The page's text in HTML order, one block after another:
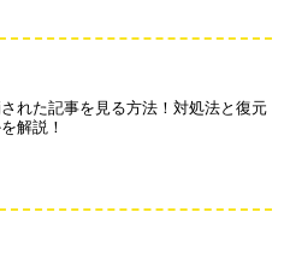
れた記事を見る方法！対処法と復元
解説！